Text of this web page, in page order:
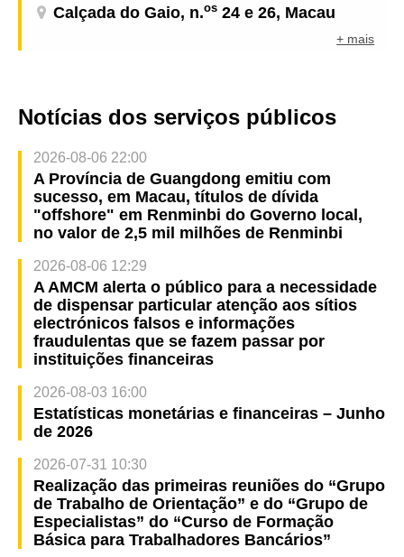
Calçada do Gaio, n.os 24 e 26, Macau
+ mais
Notícias dos serviços públicos
2026-08-06 22:00
A Província de Guangdong emitiu com
sucesso, em Macau, títulos de dívida
"offshore" em Renminbi do Governo local,
no valor de 2,5 mil milhões de Renminbi
2026-08-06 12:29
A AMCM alerta o público para a necessidade
de dispensar particular atenção aos sítios
electrónicos falsos e informações
fraudulentas que se fazem passar por
instituições financeiras
2026-08-03 16:00
Estatísticas monetárias e financeiras – Junho
de 2026
2026-07-31 10:30
Realização das primeiras reuniões do “Grupo
de Trabalho de Orientação” e do “Grupo de
Especialistas” do “Curso de Formação
Básica para Trabalhadores Bancários”